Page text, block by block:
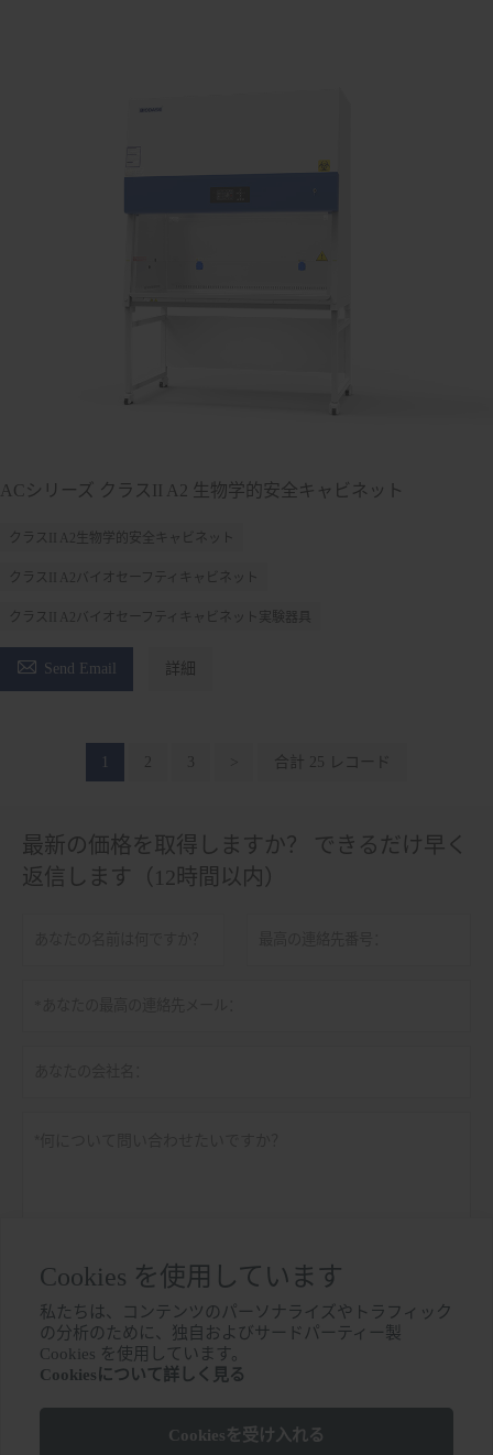
ACシリーズ クラスII A2 生物学的安全キャビネット
クラスII A2生物学的安全キャビネット
クラスII A2バイオセーフティキャビネット
クラスII A2バイオセーフティキャビネット実験器具
 Send Email 詳細
2 合計 25 レコード
最新の価格を取得しますか？ できるだけ早く
返信します（12時間以内）
提出する 個人情報保護方針
その他のサービス
Cookies を使用しています
私たちは、コンテンツのパーソナライズやトラフィック
の分析のために、独自およびサードパーティー製
Cookies を使用しています。
Cookiesについて詳しく見る
Cookiesを受け入れる